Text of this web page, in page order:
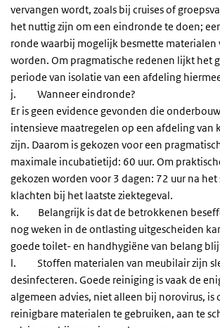
vervangen wordt, zoals bij cruises of
het nuttig zijn om een eindronde te doen;
ronde waarbij mogelijk besmette materialen
worden. Om pragmatische redenen lijkt het
periode van isolatie van een afdeling
j. Wanneer eindronde?
Er is geen evidence gevonden die
intensieve maatregelen op een afdeling van
zijn. Daarom is gekozen voor een
maximale incubatietijd: 60 uur. Om
gekozen worden voor 3 dagen: 72 uur na
klachten bij het laatste ziektegeval.
k. Belangrijk is dat de betrokkenen
nog weken in de ontlasting uitgescheiden
goede toilet- en handhygiëne van belang
l. Stoffen materialen van meubilair zijn
desinfecteren. Goede reiniging is vaak de
algemeen advies, niet alleen bij norovirus, is
reinigbare materialen te gebruiken, aan te